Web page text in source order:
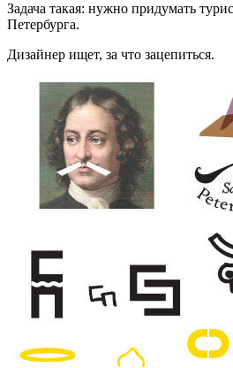
Задача такая: нужно придумать
Петербурга.
Дизайнер ищет, за что зацепиться.